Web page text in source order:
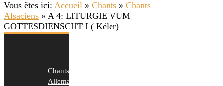
Vous êtes ici: Accueil » Chants » Chants
Alsaciens » A 4: LITURGIE VUM
GOTTESDIENSCHT I ( Kéler)
Chants
Allemands